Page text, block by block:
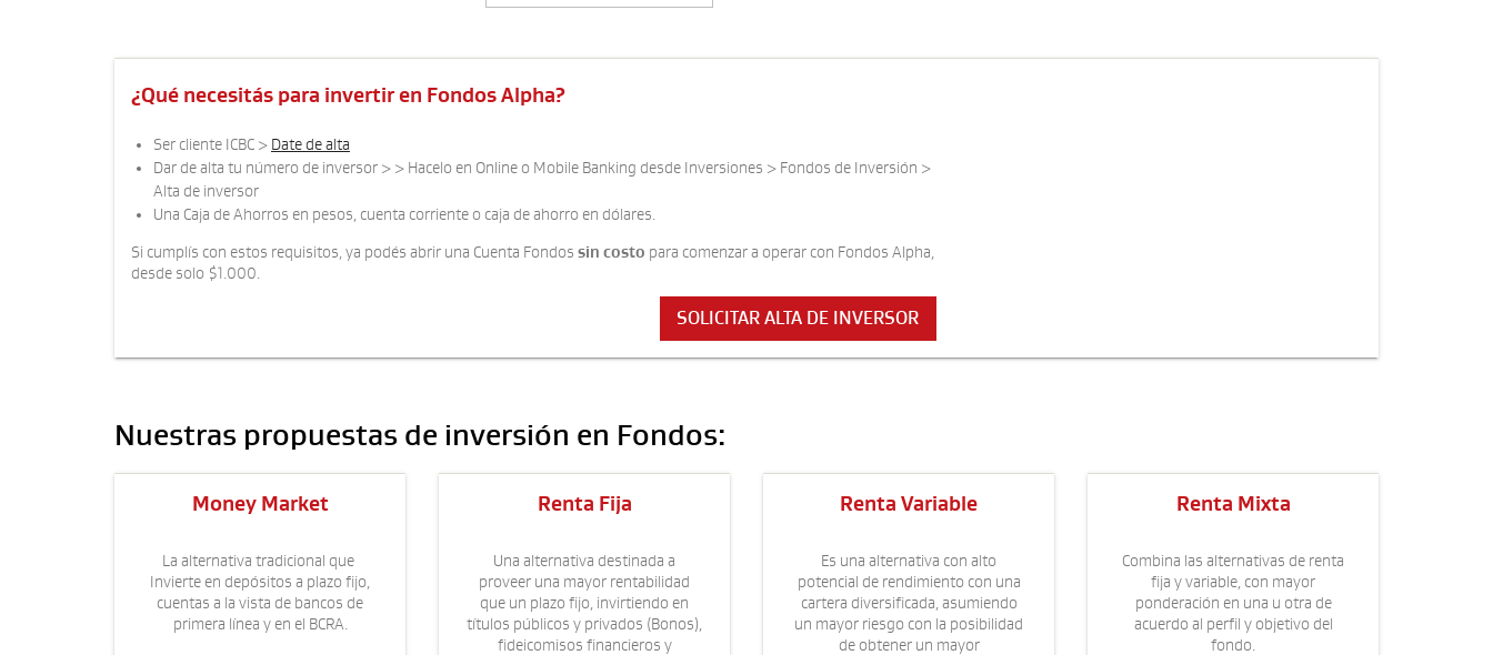
¿Qué necesitás para invertir en Fondos Alpha?
Ser cliente ICBC > Date de alta
Dar de alta tu número de inversor > > Hacelo en Online o Mobile Banking desde Inversiones > Fondos de Inversión >
Alta de inversor
Una Caja de Ahorros en pesos, cuenta corriente o caja de ahorro en dólares.
Si cumplís con estos requisitos, ya podés abrir una Cuenta Fondos sin costo para comenzar a operar con Fondos Alpha,
desde solo $1.000.
SOLICITAR ALTA DE INVERSOR
Nuestras propuestas de inversión en Fondos:
Money Market
La alternativa tradicional que
Invierte en depósitos a plazo fijo,
cuentas a la vista de bancos de
primera línea y en el BCRA.
Renta Fija
Una alternativa destinada a
proveer una mayor rentabilidad
que un plazo fijo, invirtiendo en
títulos públicos y privados (Bonos),
fideicomisos financieros y
Renta Variable
Es una alternativa con alto
potencial de rendimiento con una
cartera diversificada, asumiendo
un mayor riesgo con la posibilidad
de obtener un mayor
Renta Mixta
Combina las alternativas de renta
fija y variable, con mayor
ponderación en una u otra de
acuerdo al perfil y objetivo del
fondo.